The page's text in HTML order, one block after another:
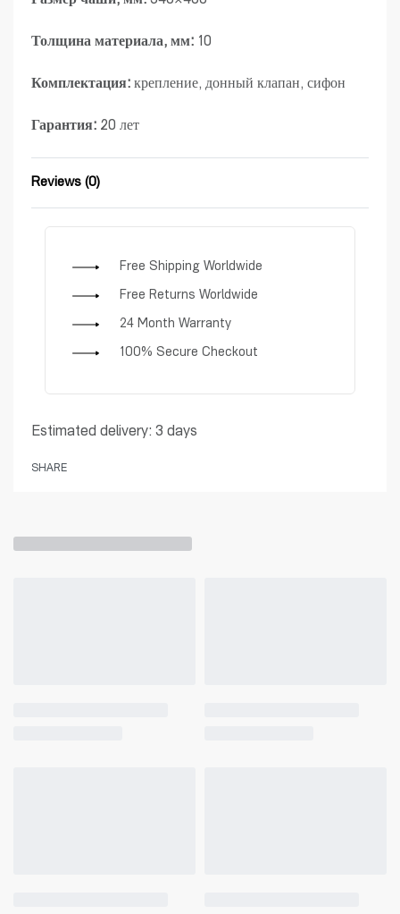
Толщина материала, мм: 10
Комплектация: крепление, донный клапан, сифон
Гарантия: 20 лет
Reviews (0)
Free Shipping Worldwide
Free Returns Worldwide
24 Month Warranty
100% Secure Checkout
Estimated delivery: 3 days
SHARE